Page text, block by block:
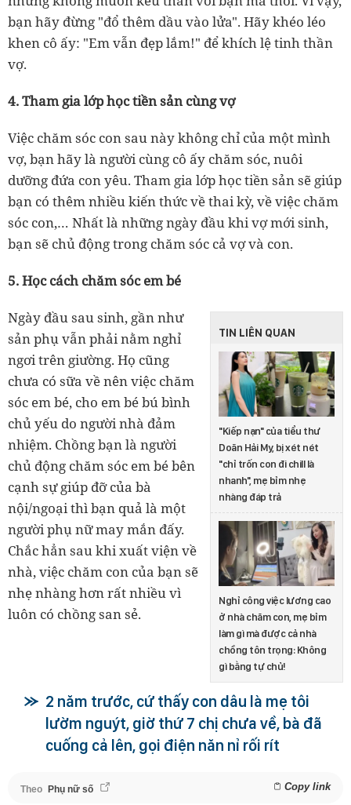
bạn hãy đừng "đổ thêm dầu vào lửa". Hãy khéo léo
khen cô ấy: "Em vẫn đẹp lắm!" để khích lệ tinh thần
vợ.
4. Tham gia lớp học tiền sản cùng vợ
Việc chăm sóc con sau này không chỉ của một mình
vợ, bạn hãy là người cùng cô ấy chăm sóc, nuôi
dưỡng đứa con yêu. Tham gia lớp học tiền sản sẽ giúp
bạn có thêm nhiều kiến thức về thai kỳ, về việc chăm
sóc con,… Nhất là những ngày đầu khi vợ mới sinh,
bạn sẽ chủ động trong chăm sóc cả vợ và con.
5. Học cách chăm sóc em bé
TIN LIÊN QUAN
"Kiếp nạn" của tiểu thư
Doãn Hải My, bị xét nét
"chỉ trốn con đi chill là
nhanh", mẹ bỉm nhẹ
nhàng đáp trả
Nghỉ công việc lương cao
ở nhà chăm con, mẹ bỉm
làm gì mà được cả nhà
chồng tôn trọng: Không
gì bằng tự chủ!
Ngày đầu sau sinh, gần như
sản phụ vẫn phải nằm nghỉ
ngơi trên giường. Họ cũng
chưa có sữa về nên việc chăm
sóc em bé, cho em bé bú bình
chủ yếu do người nhà đảm
nhiệm. Chồng bạn là người
chủ động chăm sóc em bé bên
cạnh sự giúp đỡ của bà
nội/ngoại thì bạn quả là một
người phụ nữ may mắn đấy.
Chắc hẳn sau khi xuất viện về
nhà, việc chăm con của bạn sẽ
nhẹ nhàng hơn rất nhiều vì
luôn có chồng san sẻ.
2 năm trước, cứ thấy con dâu là mẹ tôi
lườm nguýt, giờ thứ 7 chị chưa về, bà đã
cuống cả lên, gọi điện năn nỉ rối rít
Theo Phụ nữ số Copy link